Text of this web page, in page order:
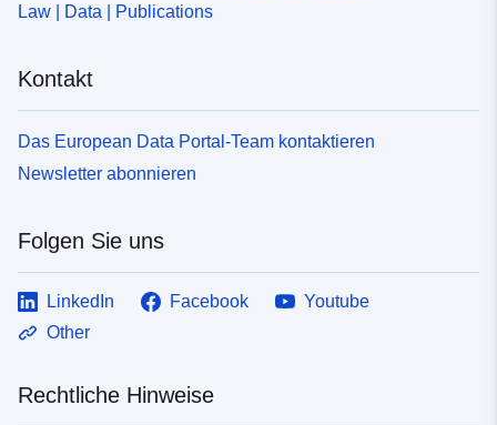
Law | Data | Publications
Kontakt
Das European Data Portal-Team kontaktieren
Newsletter abonnieren
Folgen Sie uns
LinkedIn Facebook
Youtube
Other
Rechtliche Hinweise